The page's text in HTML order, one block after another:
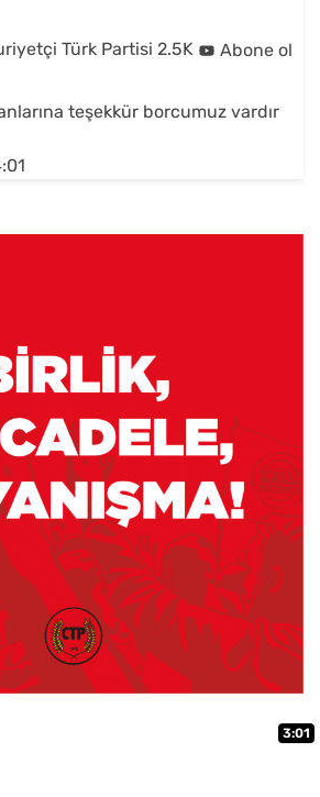
3:01
Türk Partisi 2.5K Abone ol
teşekkür borcumuz vardır